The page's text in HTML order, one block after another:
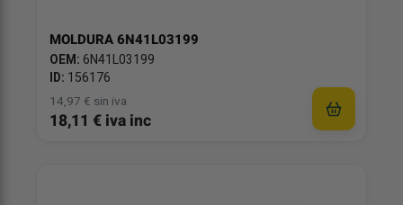
MOLDURA 6N41L03199
OEM: 6N41L03199
ID: 156176
14,97 € sin iva
18,11 € iva inc